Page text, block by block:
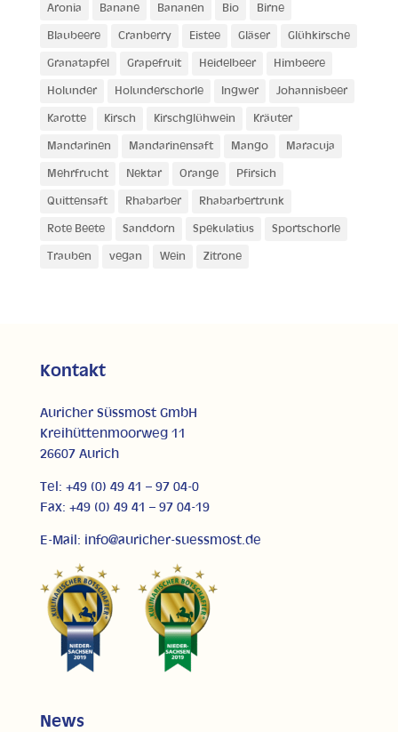
Aronia Banane Bananen Bio Birne
Blaubeere Cranberry Eistee Gläser Glühkirsche
Granatapfel Grapefruit Heidelbeer Himbeere
Holunder Holunderschorle Ingwer Johannisbeer
Karotte Kirsch Kirschglühwein Kräuter
Mandarinen Mandarinensaft Mango Maracuja
Mehrfrucht Nektar Orange Pfirsich
Quittensaft Rhabarber Rhabarbertrunk
Rote Beete Sanddorn Spekulatius Sportschorle
Trauben vegan Wein Zitrone
Kontakt
Auricher Süssmost GmbH
Kreihüttenmoorweg 11
26607 Aurich
Tel: +49 (0) 49 41 – 97 04-0
Fax: +49 (0) 49 41 – 97 04-19
E-Mail: info@auricher-suessmost.de
News